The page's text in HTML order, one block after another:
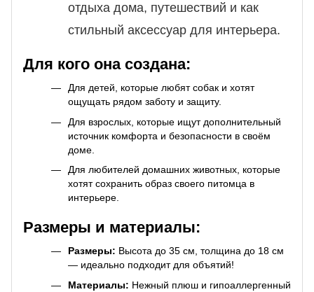
отдыха дома, путешествий и как
стильный аксессуар для интерьера.
Для кого она создана:
Для детей, которые любят собак и хотят
ощущать рядом заботу и защиту.
Для взрослых, которые ищут дополнительный
источник комфорта и безопасности в своём
доме.
Для любителей домашних животных, которые
хотят сохранить образ своего питомца в
интерьере.
Размеры и материалы:
Размеры: Высота до 35 см, толщина до 18 см
— идеально подходит для объятий!
Материалы: Нежный плюш и гипоаллергенный